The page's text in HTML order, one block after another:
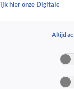
hier onze Digitale
Altijd